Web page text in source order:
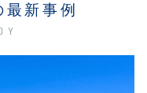
新事例